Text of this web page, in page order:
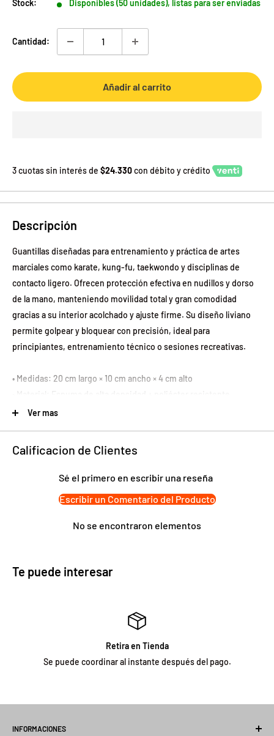
Stock: Disponibles (50 unidades), listas para ser enviadas
Cantidad:
Añadir al carrito
3 cuotas sin interés de $24.330con débito y crédito
Descripción
Guantillas diseñadas para entrenamiento y práctica de artes
marciales como karate, kung-fu, taekwondo y disciplinas de
contacto ligero. Ofrecen protección efectiva en nudillos y dorso
de la mano, manteniendo movilidad total y gran comodidad
gracias a su interior acolchado y ajuste firme. Su diseño liviano
permite golpear y bloquear con precisión, ideal para
principiantes, entrenamiento técnico o sesiones recreativas.
• Medidas: 20 cm largo × 10 cm ancho × 4 cm alto
• Material: Espuma de alta densidad + poliéster resistente
• Color: Negro con detalles azul
• Garantía: Legal de 6 meses
Ver mas
Calificacion de Clientes
Sé el primero en escribir una reseña
Escribir un Comentario del Producto
No se encontraron elementos
Te puede interesar
Retira en Tienda
Se puede coordinar al instante después del pago.
INFORMACIONES